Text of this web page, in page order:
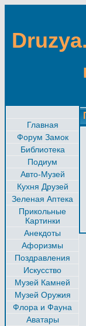
Главная
Форум Замок
Библиотека
Подиум
Авто-Музей
Кухня Друзей
Зеленая Аптека
Прикольные
Картинки
Анекдоты
Афоризмы
Поздравления
Искусство
Музей Камней
Музей Оружия
Флора и Фауна
Аватары